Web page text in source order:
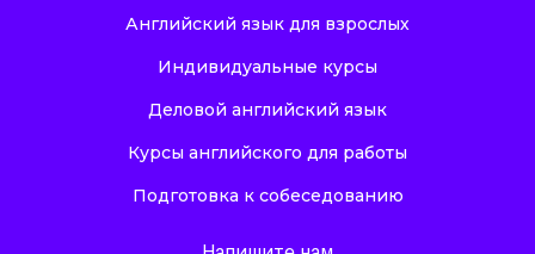
Английский язык для взрослых
Индивидуальные курсы
Деловой английский язык
Курсы английского для работы
Подготовка к собеседованию